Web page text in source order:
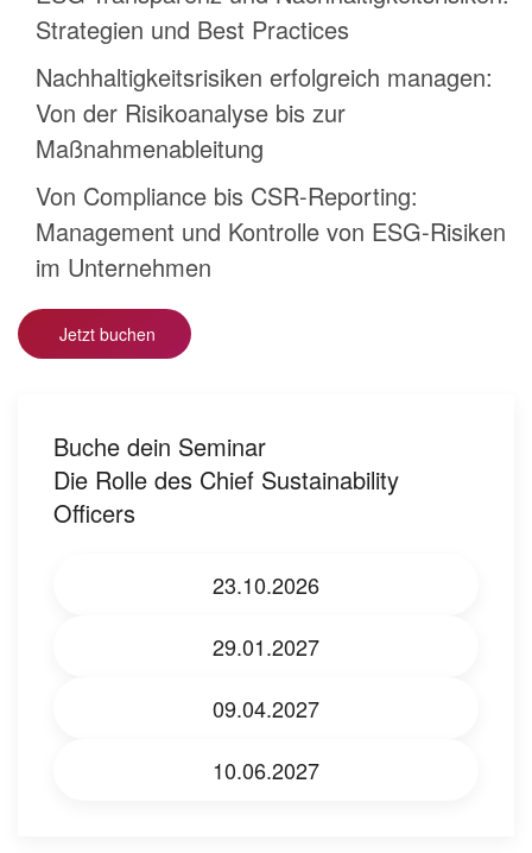
Strategien und Best Practices
Nachhaltigkeitsrisiken erfolgreich managen:
Von der Risikoanalyse bis zur
Maßnahmenableitung
Von Compliance bis CSR-Reporting:
Management und Kontrolle von ESG-Risiken
im Unternehmen
Jetzt buchen
Buche dein Seminar
Die Rolle des Chief Sustainability
Officers
23.10.2026
29.01.2027
09.04.2027
10.06.2027